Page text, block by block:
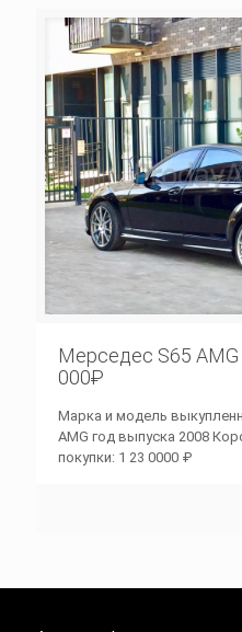
Мерседес S65 AMG
000₽
Марка и модель
AMG год выпуска 2008
покупки: 1 23 0000 ₽